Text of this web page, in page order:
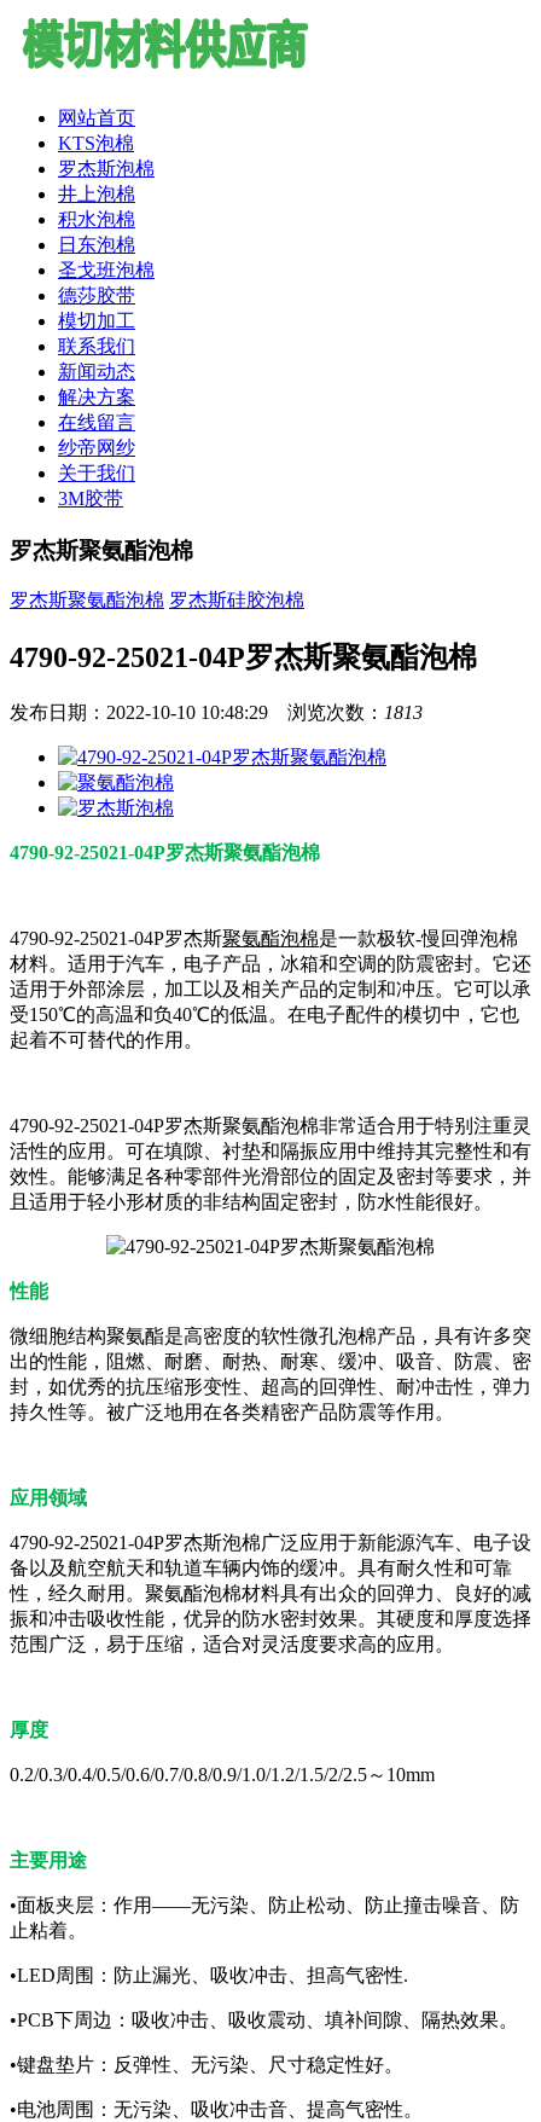
网站首页
KTS泡棉
罗杰斯泡棉
井上泡棉
积水泡棉
日东泡棉
圣戈班泡棉
德莎胶带
模切加工
联系我们
新闻动态
解决方案
在线留言
纱帝网纱
关于我们
3M胶带
罗杰斯聚氨酯泡棉
罗杰斯聚氨酯泡棉 罗杰斯硅胶泡棉
4790-92-25021-04P罗杰斯聚氨酯泡棉
发布日期：2022-10-10 10:48:29 浏览次数： 1813
4790-92-25021-04P罗杰斯聚氨酯泡棉
4790-92-25021-04P罗杰斯聚氨酯泡棉是一款极软-慢回弹泡棉
材料。适用于汽车，电子产品，冰箱和空调的防震密封。它还
适用于外部涂层，加工以及相关产品的定制和冲压。它可以承
受150℃的高温和负40℃的低温。在电子配件的模切中，它也
起着不可替代的作用。
4790-92-25021-04P罗杰斯聚氨酯泡棉非常适合用于特别注重灵
活性的应用。可在填隙、衬垫和隔振应用中维持其完整性和有
效性。能够满足各种零部件光滑部位的固定及密封等要求，并
且适用于轻小形材质的非结构固定密封，防水性能很好。
性能
微细胞结构聚氨酯是高密度的软性微孔泡棉产品，具有许多突
出的性能，阻燃、耐磨、耐热、耐寒、缓冲、吸音、防震、密
封，如优秀的抗压缩形变性、超高的回弹性、耐冲击性，弹力
持久性等。被广泛地用在各类精密产品防震等作用。
应用领域
4790-92-25021-04P罗杰斯泡棉广泛应用于新能源汽车、电子设
备以及航空航天和轨道车辆内饰的缓冲。具有耐久性和可靠
性，经久耐用。聚氨酯泡棉材料具有出众的回弹力、良好的减
振和冲击吸收性能，优异的防水密封效果。其硬度和厚度选择
范围广泛，易于压缩，适合对灵活度要求高的应用。
厚度
0.2/0.3/0.4/0.5/0.6/0.7/0.8/0.9/1.0/1.2/1.5/2/2.5～10mm
主要用途
•面板夹层：作用——无污染、防止松动、防止撞击噪音、防
止粘着。
•LED周围：防止漏光、吸收冲击、担高气密性.
•PCB下周边：吸收冲击、吸收震动、填补间隙、隔热效果。
•键盘垫片：反弹性、无污染、尺寸稳定性好。
•电池周围：无污染、吸收冲击音、提高气密性。